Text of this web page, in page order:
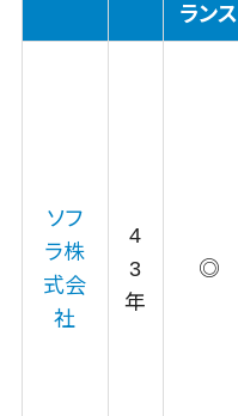
ランス
ソフ
ラ株
式会
社
4
3
年
◎